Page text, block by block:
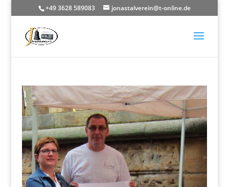
+49 3628 589083 jonastalverein@t-online.de